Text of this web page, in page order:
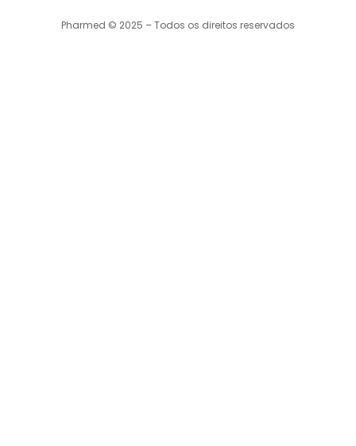
Pharmed © 2025 – Todos os direitos reservados